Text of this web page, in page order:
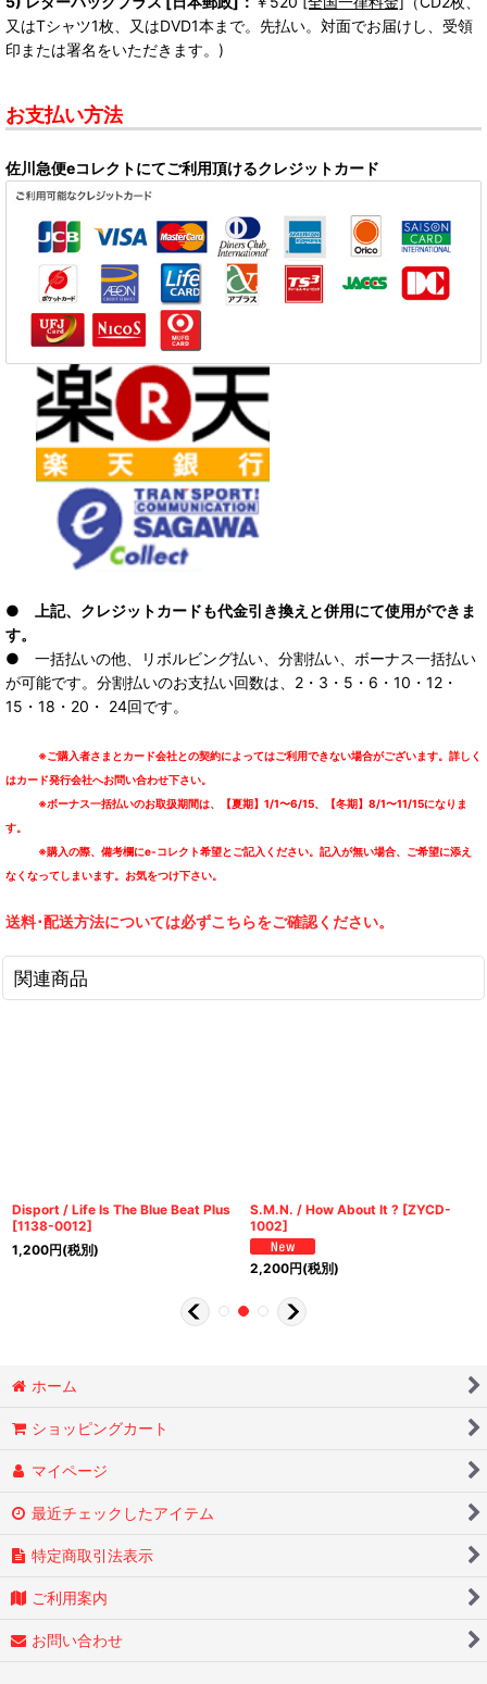
又はTシャツ1枚、又はDVD1本まで。先払い。対面でお届けし、受領
印または署名をいただきます。)
お支払い方法
佐川急便eコレクトにてご利用頂けるクレジットカード
● 上記、クレジットカードも代金引き換えと併用にて使用ができま
す。
● 一括払いの他、リボルビング払い、分割払い、ボーナス一括払い
が可能です。分割払いのお支払い回数は、2・3・5・6・10・12・
15・18・20・ 24回です。
※ご購入者さまとカード会社との契約によってはご利用できない場合がございます。詳しく
はカード発行会社へお問い合わせ下さい。
※ボーナス一括払いのお取扱期間は、【夏期】1/1〜6/15、【冬期】8/1〜11/15になりま
す。
※購入の際、備考欄にe-コレクト希望とご記入ください。記入が無い場合、ご希望に添え
なくなってしまいます。お気をつけ下さい。
送料･配送方法については必ずこちらをご確認ください。
関連商品
Disport / Life Is The Blue Beat Plus
[1138-0012]
1,200円(税別)
S.M.N. / How About It ? [ZYCD-
1002]
2,200円(税別)
ホーム
ショッピングカート
マイページ
最近チェックしたアイテム
特定商取引法表示
ご利用案内
お問い合わせ